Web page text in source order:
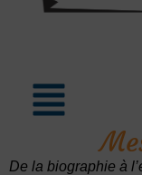
De la biographie à